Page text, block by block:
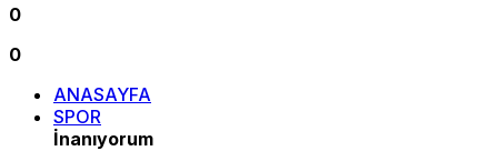
0
0
ANASAYFA
SPOR
İnanıyorum